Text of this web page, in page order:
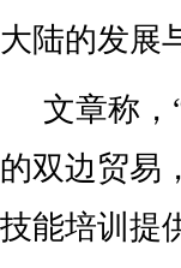
大陆的发展
文章称，
的双边贸易
技能培训提